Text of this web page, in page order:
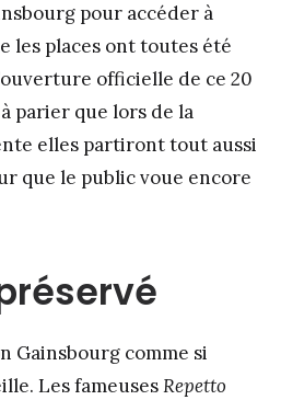
pour accéder à
les places ont toutes été
officielle de ce 20
parier que lors de la
elles partiront tout aussi
que le public voue encore
Gainsbourg comme si
Les fameusesRepetto